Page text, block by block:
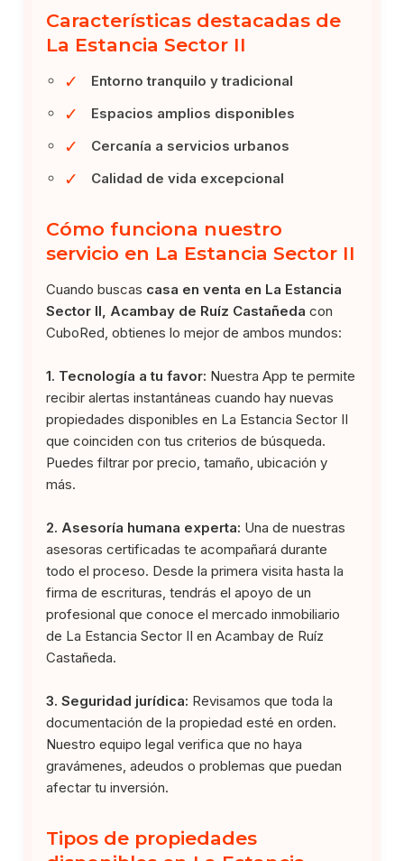
Características destacadas de
La Estancia Sector II
✓ Entorno tranquilo y tradicional
✓ Espacios amplios disponibles
✓ Cercanía a servicios urbanos
✓ Calidad de vida excepcional
Cómo funciona nuestro
servicio en La Estancia Sector II
Cuando buscas casa en venta en La Estancia
Sector II, Acambay de Ruíz Castañeda con
CuboRed, obtienes lo mejor de ambos mundos:
1. Tecnología a tu favor: Nuestra App te permite
recibir alertas instantáneas cuando hay nuevas
propiedades disponibles en La Estancia Sector II
que coinciden con tus criterios de búsqueda.
Puedes filtrar por precio, tamaño, ubicación y
más.
2. Asesoría humana experta: Una de nuestras
asesoras certificadas te acompañará durante
todo el proceso. Desde la primera visita hasta la
firma de escrituras, tendrás el apoyo de un
profesional que conoce el mercado inmobiliario
de La Estancia Sector II en Acambay de Ruíz
Castañeda.
3. Seguridad jurídica: Revisamos que toda la
documentación de la propiedad esté en orden.
Nuestro equipo legal verifica que no haya
gravámenes, adeudos o problemas que puedan
afectar tu inversión.
Tipos de propiedades